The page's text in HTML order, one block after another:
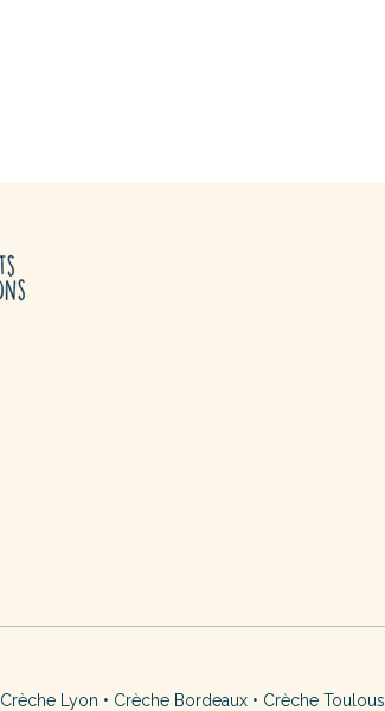
Crèche Lyon • Crèche Bordeaux • Crèche